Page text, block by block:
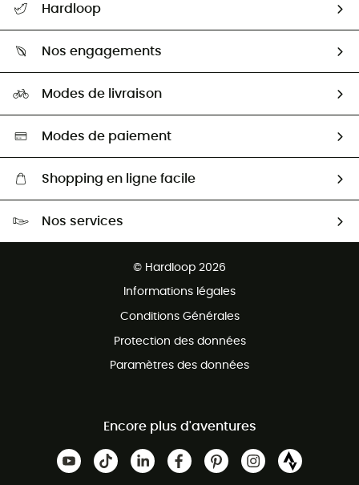
Retour & remboursement
Guide des tailles
Seconde Main
Aide & Contact
Hardloop
HardGuides
Nos engagements
Sélection éco-responsable
Modes de livraison
Modes de paiement
Shopping en ligne facile
Nos services
© Hardloop 2026
Informations légales
Conditions Générales
Protection des données
Paramètres des données
Encore plus d'aventures